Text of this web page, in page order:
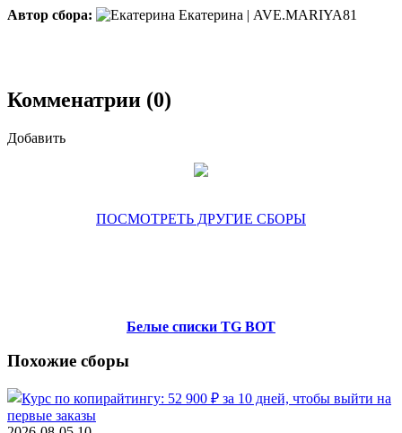
Автор сбора:
Екатерина | AVE.MARIYA81
Комменатрии (0)
Добавить
ПОСМОТРЕТЬ ДРУГИЕ СБОРЫ
Белые списки TG BOT
Похожие сборы